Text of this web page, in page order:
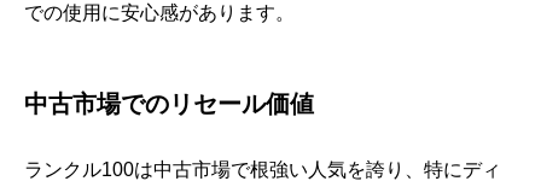
での使用に安心感があります。
中古市場でのリセール価値
ランクル100は中古市場で根強い人気を誇り、特にディ